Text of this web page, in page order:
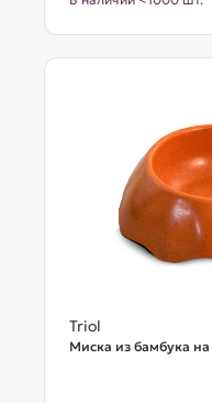
Triol
Миска из бамбука на